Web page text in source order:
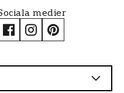
medier